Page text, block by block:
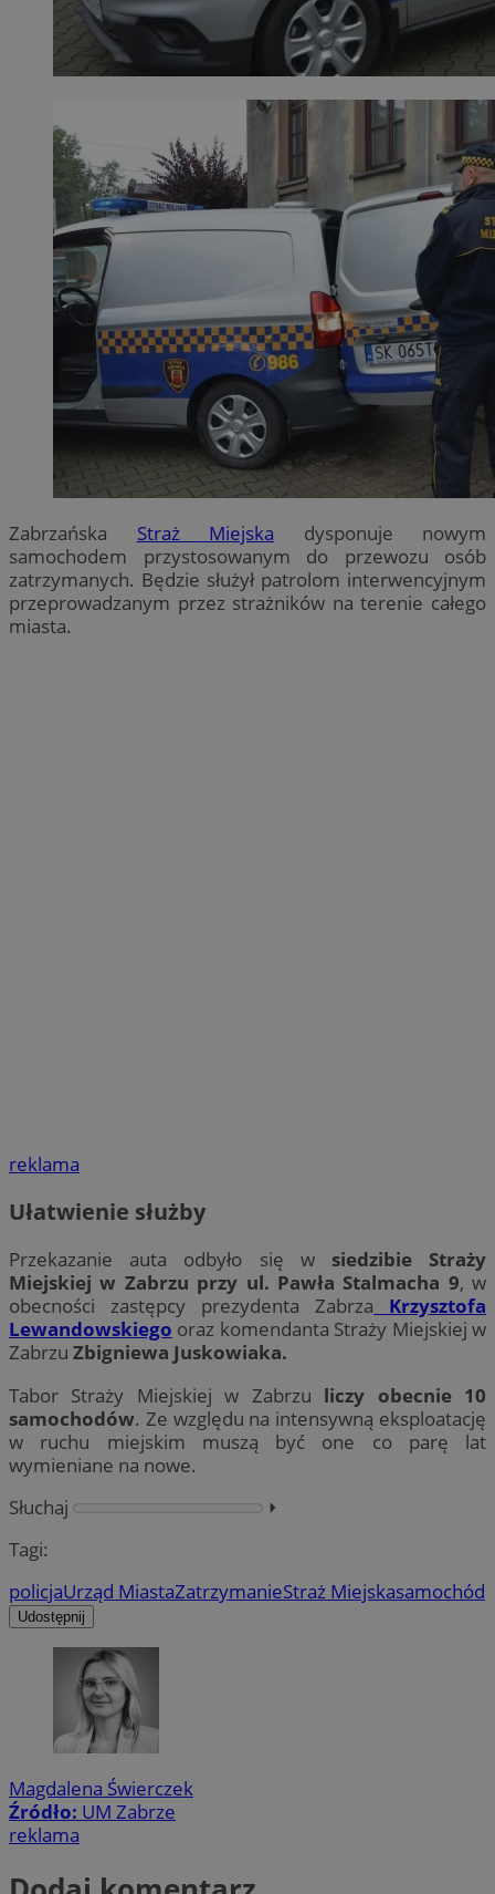
Zabrzańska Straż Miejska dysponuje nowym
samochodem przystosowanym do przewozu osób
zatrzymanych. Będzie służył patrolom interwencyjnym
przeprowadzanym przez strażników na terenie całego
miasta.
reklama
Ułatwienie służby
Przekazanie auta odbyło się w siedzibie Straży
Miejskiej w Zabrzu przy ul. Pawła Stalmacha 9, w
obecności zastępcy prezydenta Zabrza
Krzysztofa
Lewandowskiego oraz komendanta Straży Miejskiej w
Zabrzu Zbigniewa Juskowiaka.
Tabor Straży Miejskiej w Zabrzu liczy obecnie 10
samochodów. Ze względu na intensywną eksploatację
w ruchu miejskim muszą być one co parę lat
wymieniane na nowe.
Słuchaj
⏵︎
Tagi:
policjaUrząd MiastaZatrzymanieStraż Miejskasamochód
Udostępnij
Magdalena Świerczek
Źródło: UM Zabrze
reklama